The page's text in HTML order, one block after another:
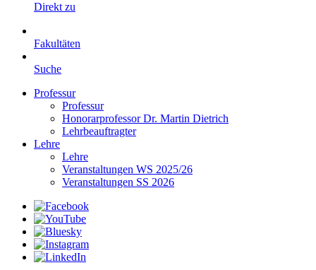
Direkt zu
Fakultäten
Suche
Professur
Professur
Honorarprofessor Dr. Martin Dietrich
Lehrbeauftragter
Lehre
Lehre
Veranstaltungen WS 2025/26
Veranstaltungen SS 2026